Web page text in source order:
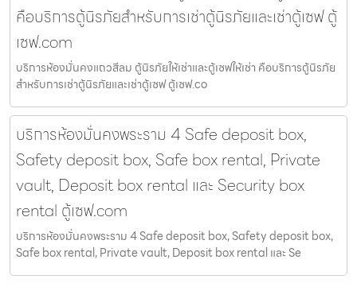
คือบริการตู้นิรภัยสำหรับการเช่าตู้นิรภัยและเช่าตู้เซฟ ตู้
เซฟ.com
บริการห้องมั่นคงแถวสีลม ตู้นิรภัยให้เช่าและตู้เซฟให้เช่า คือบริการตู้นิรภัย
สำหรับการเช่าตู้นิรภัยและเช่าตู้เซฟ ตู้เซฟ.co
บริการห้องมั่นคงพระราม 4 Safe deposit box,
Safety deposit box, Safe box rental, Private
vault, Deposit box rental และ Security box
rental ตู้เซฟ.com
บริการห้องมั่นคงพระราม 4 Safe deposit box, Safety deposit box,
Safe box rental, Private vault, Deposit box rental และ Se